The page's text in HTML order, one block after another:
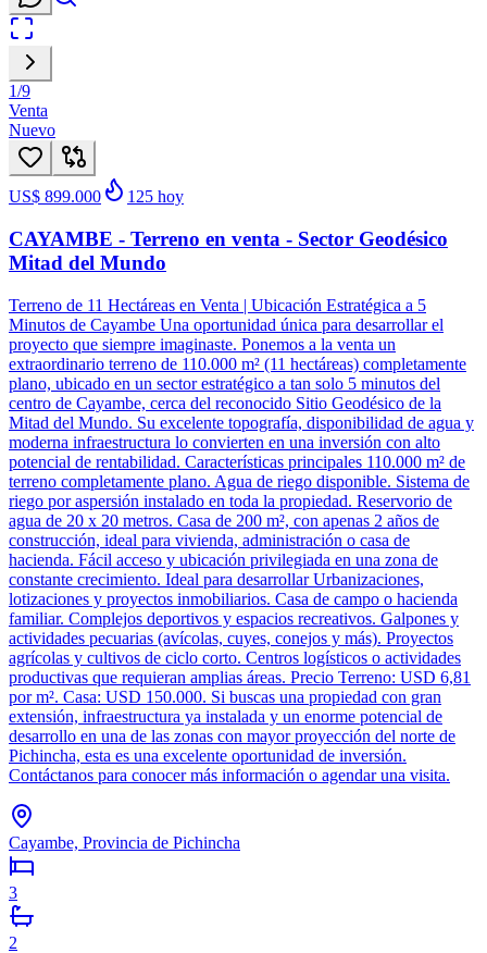
1/9
Venta
Nuevo
US$ 899.000 125 hoy
CAYAMBE - Terreno en venta - Sector Geodésico
Mitad del Mundo
Terreno de 11 Hectáreas en Venta | Ubicación Estratégica a 5
Minutos de Cayambe Una oportunidad única para desarrollar el
proyecto que siempre imaginaste. Ponemos a la venta un
extraordinario terreno de 110.000 m² (11 hectáreas) completamente
plano, ubicado en un sector estratégico a tan solo 5 minutos del
centro de Cayambe, cerca del reconocido Sitio Geodésico de la
Mitad del Mundo. Su excelente topografía, disponibilidad de agua y
moderna infraestructura lo convierten en una inversión con alto
potencial de rentabilidad. Características principales 110.000 m² de
terreno completamente plano. Agua de riego disponible. Sistema de
riego por aspersión instalado en toda la propiedad. Reservorio de
agua de 20 x 20 metros. Casa de 200 m², con apenas 2 años de
construcción, ideal para vivienda, administración o casa de
hacienda. Fácil acceso y ubicación privilegiada en una zona de
constante crecimiento. Ideal para desarrollar Urbanizaciones,
lotizaciones y proyectos inmobiliarios. Casa de campo o hacienda
familiar. Complejos deportivos y espacios recreativos. Galpones y
actividades pecuarias (avícolas, cuyes, conejos y más). Proyectos
agrícolas y cultivos de ciclo corto. Centros logísticos o actividades
productivas que requieran amplias áreas. Precio Terreno: USD 6,81
por m². Casa: USD 150.000. Si buscas una propiedad con gran
extensión, infraestructura ya instalada y un enorme potencial de
desarrollo en una de las zonas con mayor proyección del norte de
Pichincha, esta es una excelente oportunidad de inversión.
Contáctanos para conocer más información o agendar una visita.
Cayambe, Provincia de Pichincha
3
2